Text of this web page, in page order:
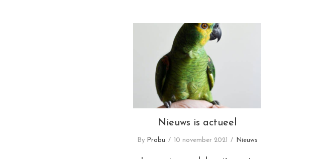
Nieuws is actueel
Nieuws is actueel
By Probu 10 november 2021 Nieuws